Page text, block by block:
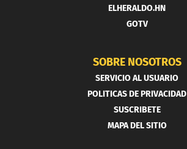
ELHERALDO.HN
GOTV
SOBRE NOSOTROS
SERVICIO AL USUARIO
POLITICAS DE PRIVACIDAD
SUSCRIBETE
MAPA DEL SITIO